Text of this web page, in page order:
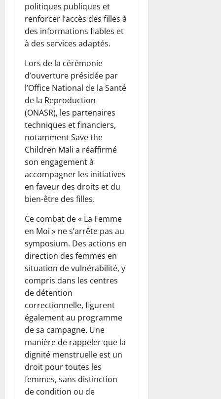
politiques publiques et
renforcer l’accès des filles à
des informations fiables et
à des services adaptés.
Lors de la cérémonie
d’ouverture présidée par
l’Office National de la Santé
de la Reproduction
(ONASR), les partenaires
techniques et financiers,
notamment Save the
Children Mali a réaffirmé
son engagement à
accompagner les initiatives
en faveur des droits et du
bien-être des filles.
Ce combat de « La Femme
en Moi » ne s’arrête pas au
symposium. Des actions en
direction des femmes en
situation de vulnérabilité, y
compris dans les centres
de détention
correctionnelle, figurent
également au programme
de sa campagne. Une
manière de rappeler que la
dignité menstruelle est un
droit pour toutes les
femmes, sans distinction
de condition ou de